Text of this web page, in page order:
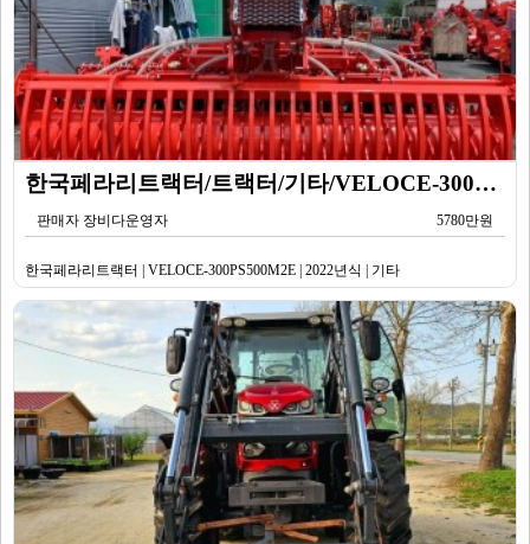
한국페라리트랙터/트랙터/기타/VELOCE-300PS500M2E/2022년식
판매자 장비다운영자 5780만원
한국페라리트랙터 | VELOCE-300PS500M2E | 2022년식 | 기타